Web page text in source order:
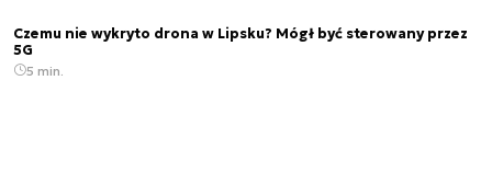
Czemu nie wykryto drona w Lipsku? Mógł być sterowany przez
5G
5 min.